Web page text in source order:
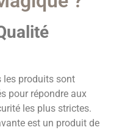
les produits sont
pour répondre aux
les plus strictes.
est un produit de